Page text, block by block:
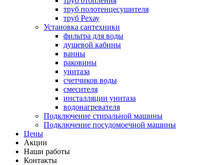
труб полотенцесушителя
труб Рехау
Установка сантехники
фильтра для воды
душевой кабины
ванны
раковины
унитаза
счетчиков воды
смесителя
инсталляции унитаза
водонагревателя
Подключение стиральной машины
Подключение посудомоечной машины
Цены
Акции
Наши работы
Контакты